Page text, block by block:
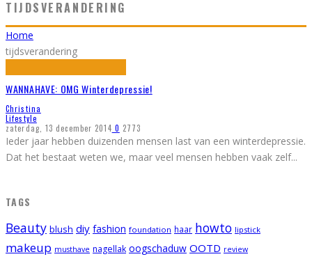
TIJDSVERANDERING
Home
tijdsverandering
WANNAHAVE: OMG Winterdepressie!
Christina
Lifestyle
zaterdag, 13 december 2014 0 2773
Ieder jaar hebben duizenden mensen last van een winterdepressie.
Dat het bestaat weten we, maar veel mensen hebben vaak zelf...
TAGS
Beauty blush diy fashion foundation haar howto lipstick
makeup musthave nagellak oogschaduw OOTD review